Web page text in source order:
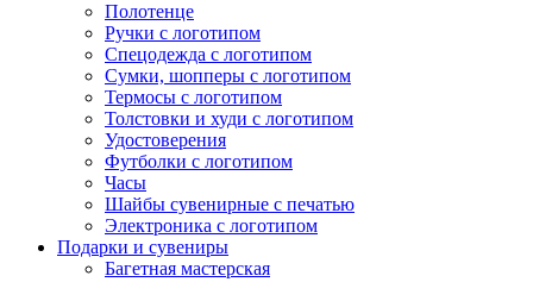
Полотенце
Ручки с логотипом
Спецодежда с логотипом
Сумки, шопперы с логотипом
Термосы с логотипом
Толстовки и худи с логотипом
Удостоверения
Футболки с логотипом
Часы
Шайбы сувенирные с печатью
Электроника с логотипом
Подарки и сувениры
Багетная мастерская